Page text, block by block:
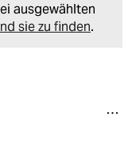
ausgewählten
sie zu finden.